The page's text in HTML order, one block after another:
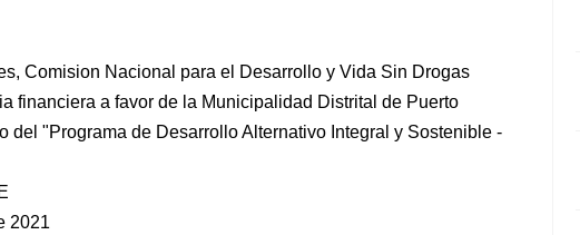
Comision Nacional para el Desarrollo y Vida Sin Drogas
financiera a favor de la Municipalidad Distrital de Puerto
del "Programa de Desarrollo Alternativo Integral y Sostenible -
2021